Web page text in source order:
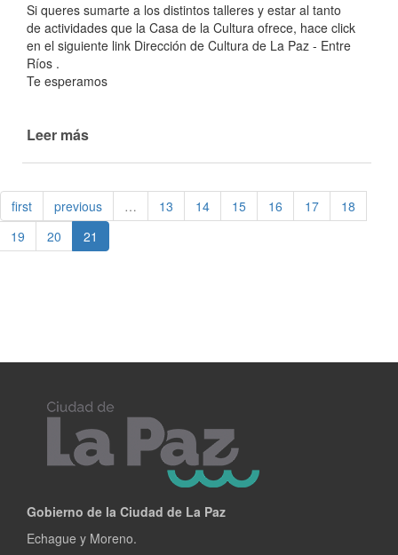
Si queres sumarte a los distintos talleres y estar al tanto
de actividades que la Casa de la Cultura ofrece, hace click
en el siguiente link Dirección de Cultura de La Paz - Entre
Ríos .
Te esperamos
Leer más
CASA
DE
LA
CULTURA
first previous … 13 14 15 16 17
18
19
20 21
Gobierno de la Ciudad de La Paz
Echague y Moreno.